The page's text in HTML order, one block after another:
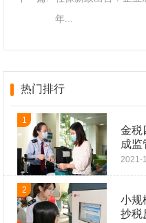
年...
热门排行
1
金税
成监
2021-
2
小规
抄税